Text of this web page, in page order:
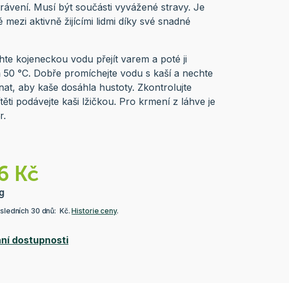
Musí být součásti vyvážené stravy. Je
aktivně žijícími lidmi díky své snadné
kojeneckou vodu přejít varem a poté ji
°C. Dobře promíchejte vodu s kaší a nechte
aby kaše dosáhla hustoty. Zkontrolujte
podávejte kaši lžičkou. Pro krmení z láhve je
Kč
30 dnů: Kč.Historie ceny.
dostupnosti